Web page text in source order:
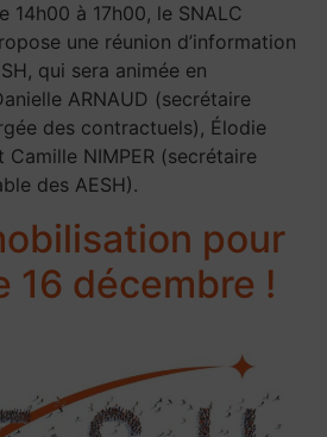
14h00 à 17h00, le SNALC
une réunion d’information
qui sera animée en
ARNAUD (secrétaire
des contractuels), Élodie
Camille NIMPER (secrétaire
des AESH).
pour
16 décembre !